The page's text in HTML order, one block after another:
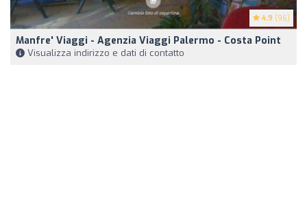
4.9 (96)
Manfre' Viaggi - Agenzia Viaggi Palermo - Costa Point
Visualizza indirizzo e dati di contatto